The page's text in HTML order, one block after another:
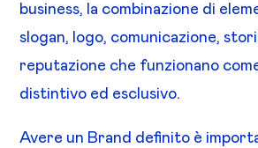
business, la combinazione di
slogan, logo, comunicazione,
reputazione che funzionano
distintivo ed esclusivo.
Avere un Brand definito è